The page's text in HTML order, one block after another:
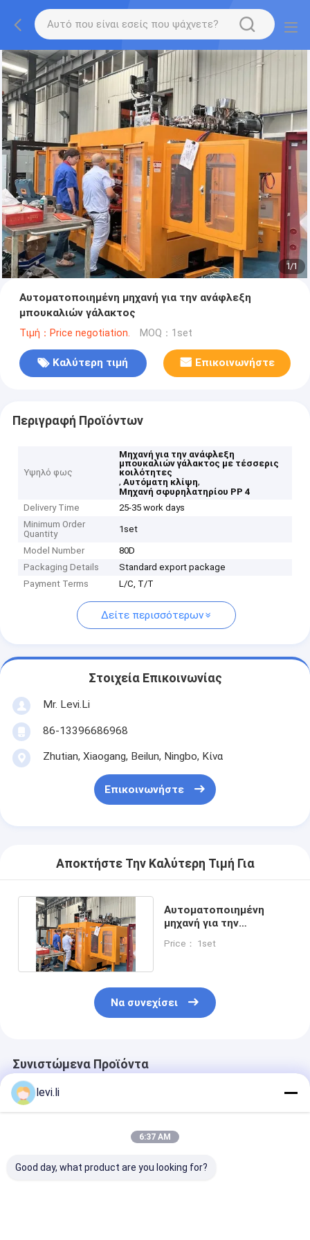
1/1
Αυτοματοποιημένη μηχανή για την ανάφλεξη
μπουκαλιών γάλακτος
Τιμή：Price negotiation. MOQ：1set
Καλύτερη τιμή Επικοινωνήστε
Περιγραφή Προϊόντων
Υψηλό φως
Μηχανή για την ανάφλεξη
μπουκαλιών γάλακτος με τέσσερις
κοιλότητες
,Αυτόματη κλίψη,
Μηχανή σφυρηλατηρίου PP 4
Delivery Time
25-35 work days
Minimum Order
Quantity
1set
Model Number
80D
Packaging Details
Standard export package
Payment Terms
L/C, T/T
Δείτε περισσότερων
Στοιχεία Επικοινωνίας
Mr. Levi.Li
86-13396686968
Zhutian, Xiaogang, Beilun, Ningbo, Κίνα
Επικοινωνήστε
Αποκτήστε Την Καλύτερη Τιμή Για
Αυτοματοποιημένη
μηχανή για την
γάλακτος
Price： 1set
Να συνεχίσει
Συνιστώμενα Προϊόντα
levi.li
6:37 AM
Good day, what product are you looking for?